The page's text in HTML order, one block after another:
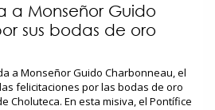
a Monseñor Guido
sus bodas de oro
a Monseñor Guido Charbonneau, el
felicitaciones por las bodas de oro
Choluteca. En esta misiva, el Pontífice